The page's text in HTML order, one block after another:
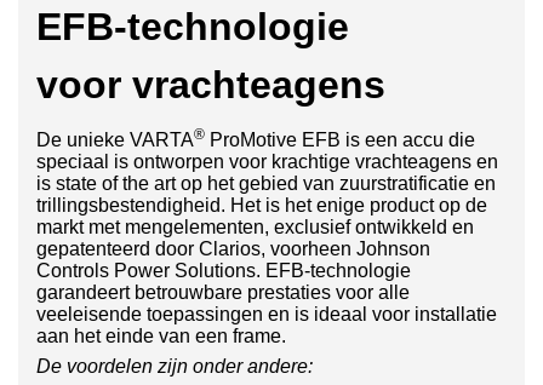
EFB-technologie
voor vrachteagens
De unieke VARTA® ProMotive EFB is een accu die
speciaal is ontworpen voor krachtige vrachteagens en
is state of the art op het gebied van zuurstratificatie en
trillingsbestendigheid. Het is het enige product op de
markt met mengelementen, exclusief ontwikkeld en
gepatenteerd door Clarios, voorheen Johnson
Controls Power Solutions. EFB-technologie
garandeert betrouwbare prestaties voor alle
veeleisende toepassingen en is ideaal voor installatie
aan het einde van een frame.
De voordelen zijn onder andere: